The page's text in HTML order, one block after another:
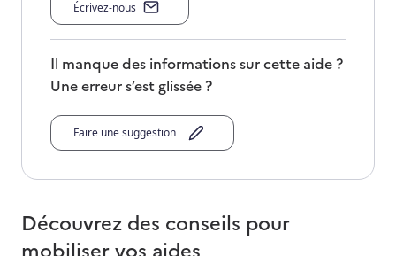
Écrivez-nous
Il manque des informations sur cette aide ?
Une erreur s’est glissée ?
Faire une suggestion
Découvrez des conseils pour
mobiliser vos aides